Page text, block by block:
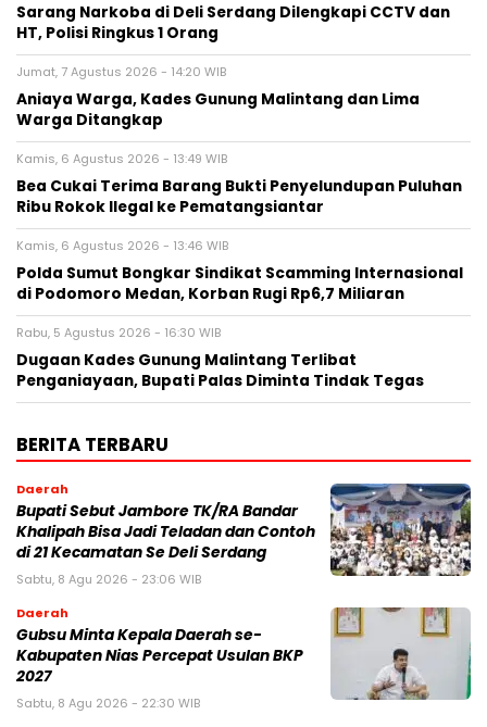
Sarang Narkoba di Deli Serdang Dilengkapi CCTV dan
HT, Polisi Ringkus 1 Orang
Jumat, 7 Agustus 2026 - 14:20 WIB
Aniaya Warga, Kades Gunung Malintang dan Lima
Warga Ditangkap
Kamis, 6 Agustus 2026 - 13:49 WIB
Bea Cukai Terima Barang Bukti Penyelundupan Puluhan
Ribu Rokok Ilegal ke Pematangsiantar
Kamis, 6 Agustus 2026 - 13:46 WIB
Polda Sumut Bongkar Sindikat Scamming Internasional
di Podomoro Medan, Korban Rugi Rp6,7 Miliaran
Rabu, 5 Agustus 2026 - 16:30 WIB
Dugaan Kades Gunung Malintang Terlibat
Penganiayaan, Bupati Palas Diminta Tindak Tegas
BERITA TERBARU
Daerah
Bupati Sebut Jambore TK/RA Bandar
Khalipah Bisa Jadi Teladan dan Contoh
di 21 Kecamatan Se Deli Serdang
Sabtu, 8 Agu 2026 - 23:06 WIB
Daerah
Gubsu Minta Kepala Daerah se-
Kabupaten Nias Percepat Usulan BKP
2027
Sabtu, 8 Agu 2026 - 22:30 WIB